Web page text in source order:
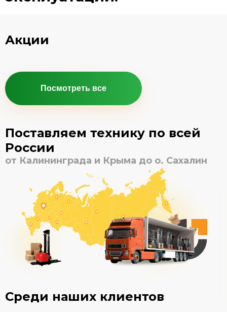
Акции
Посмотреть все
Поставляем технику по всей
России
от Калининграда и Крыма до о. Сахалин
Среди наших клиентов